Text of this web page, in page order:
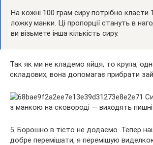
На кожні 100 грам сиру потрібно класти
ложку манки. Ці пропорції стануть в
ви візьмете інша кількість сиру.
Так як ми не кладемо яйця, то крупа,
складових, вона допомагає прибрати
5. Борошно в тісто не додаємо. Тепер
добре перемішати, я перемішую